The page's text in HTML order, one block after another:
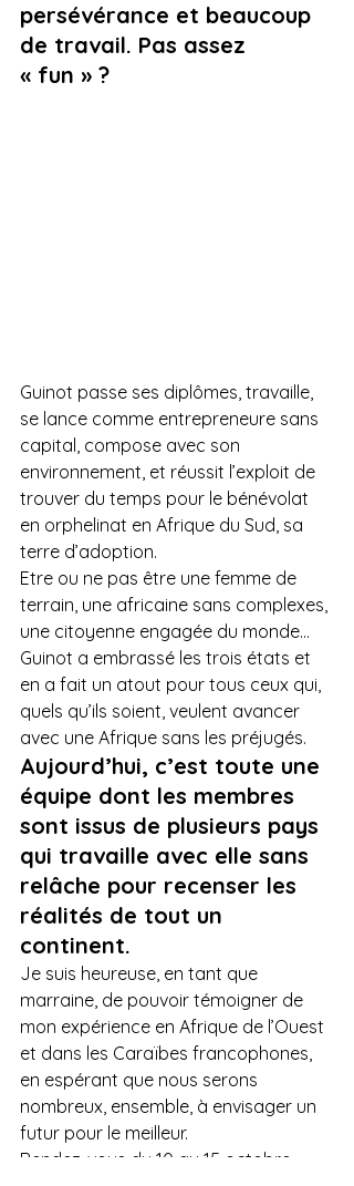
persévérance et beaucoup
de travail. Pas assez
« fun » ?
Guinot passe ses diplômes, travaille,
se lance comme entrepreneure sans
capital, compose avec son
environnement, et réussit l’exploit de
trouver du temps pour le bénévolat
en orphelinat en Afrique du Sud, sa
terre d’adoption.
Etre ou ne pas être une femme de
terrain, une africaine sans complexes,
une citoyenne engagée du monde…
Guinot a embrassé les trois états et
en a fait un atout pour tous ceux qui,
quels qu’ils soient, veulent avancer
avec une Afrique sans les préjugés.
Aujourd’hui, c’est toute une
équipe dont les membres
sont issus de plusieurs pays
qui travaille avec elle sans
relâche pour recenser les
réalités de tout un
continent.
Je suis heureuse, en tant que
marraine, de pouvoir témoigner de
mon expérience en Afrique de l’Ouest
et dans les Caraïbes francophones,
en espérant que nous serons
nombreux, ensemble, à envisager un
futur pour le meilleur.
Rendez-vous du 10 au 15 octobre